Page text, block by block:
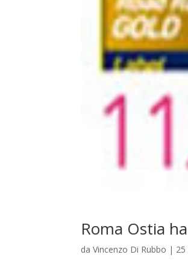
Roma Ostia
daVincenzo Di Rubbo |